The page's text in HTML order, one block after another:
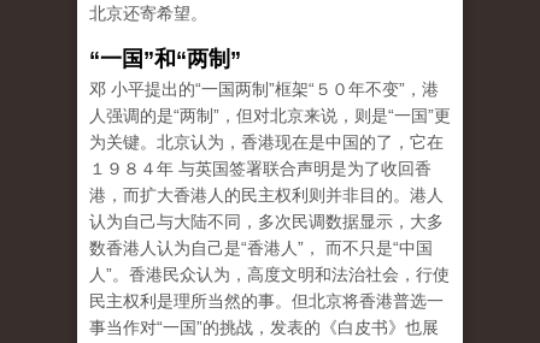
北京还寄希望。
“一国”和“两制”
邓 小平提出的“一国两制”框架“５０年不变”，港
人强调的是“两制”，但对北京来说，则是“一国”更
为关键。北京认为，香港现在是中国的了，它在
１９８４年 与英国签署联合声明是为了收回香
港，而扩大香港人的民主权利则并非目的。港人
认为自己与大陆不同，多次民调数据显示，大多
数香港人认为自己是“香港人”， 而不只是“中国
人”。香港民众认为，高度文明和法治社会，行使
民主权利是理所当然的事。但北京将香港普选一
事当作对“一国”的挑战，发表的《白皮书》也展